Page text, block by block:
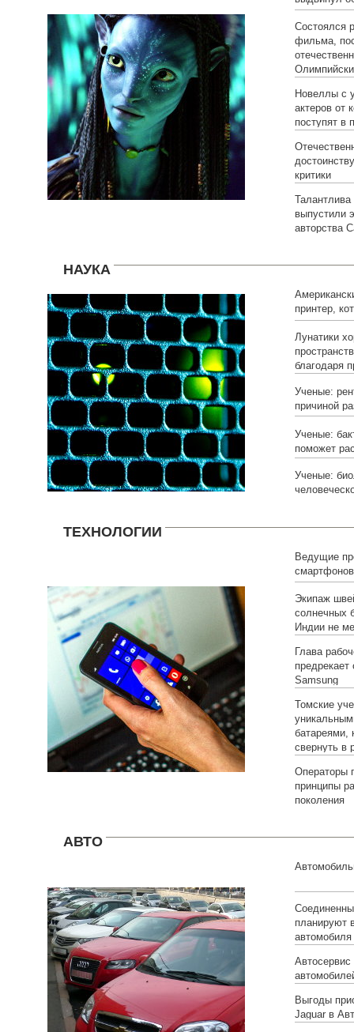
фильма
Состоялся
фильма,
Новеллы с
актеров от
поступят в
критики
выпустили
авторства
НАУКА
принтер,
молекулы
Лунатики
благодаря
Ученые:
причиной
Ученые:
поможет
Ученые:
ТЕХНОЛОГИИ
Ведущие
смартфонов
флагманов
Экипаж
солнечных
Индии не
Глава
предрекает
Samsung
Томские
батареями,
свернуть в
Операторы
принципы
поколения
АВТО
планируют
Выгоды
Jaguar в